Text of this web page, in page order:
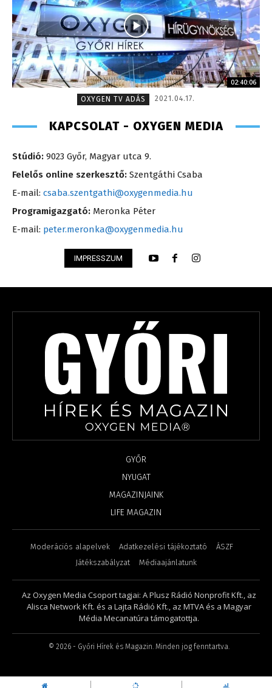
02:40:06
OXYGEN TV ADÁS
2021.04.17.
KAPCSOLAT - OXYGEN MEDIA
Stúdió: 9023 Győr, Magyar utca 9.
Felelős online szerkesztő: Szentgáthi Csaba
E-mail: csaba.szentgathi@oxygenmedia.hu
Programigazgató: Meronka Péter
E-mail: peter.meronka@oxygenmedia.hu
IMPRESSZUM
GYŐR
NYUGAT
MAGAZINJAINK
LIFE MAGAZIN
Moderációs alapelvek Adatkezelési tájékoztató
ÁSZF
Játékszabályzat
Médiaajánlatunk
Az Oxygen Media Csoport tagjai: A Plusz Rádió Nonprofit Kft., az
Alisca Network Kft. és a Lajta Rádió Kft., az MTVA és a Magyar
Média Mecanatúra támogatottja.
© 2026 - Győri Hírek és Magazin. Minden jog fenntartva.